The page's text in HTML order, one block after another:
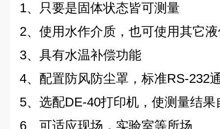
1、 只要是固体状态皆可测量
2、 使用水作介质，也可使用其它
3、 具有水温补偿功能
4、 配置防风防尘罩 ，标准RS-232
5、 选配DE-40打印机，使测量结果
6、 可适应现场，实验室等所场